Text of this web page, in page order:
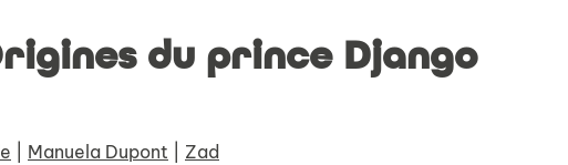
du prince Django
Manuela Dupont
Zad